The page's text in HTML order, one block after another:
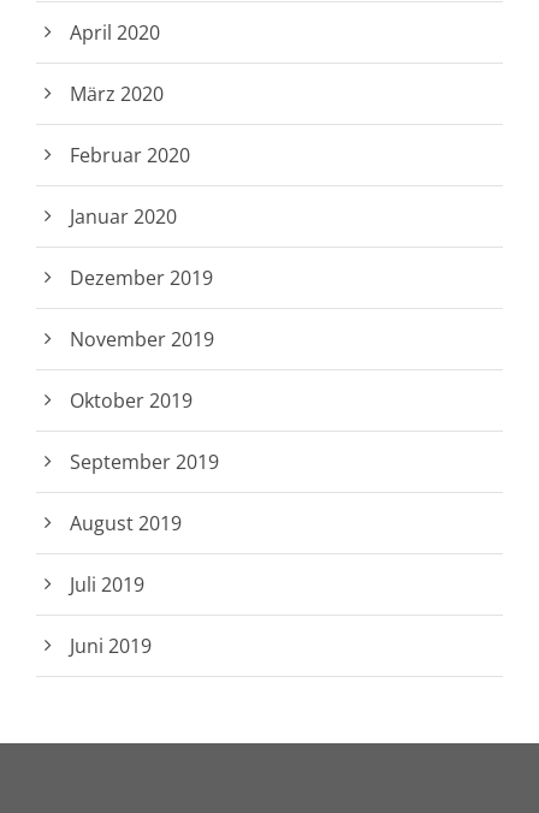
April 2020
März 2020
Februar 2020
Januar 2020
Dezember 2019
November 2019
Oktober 2019
September 2019
August 2019
Juli 2019
Juni 2019